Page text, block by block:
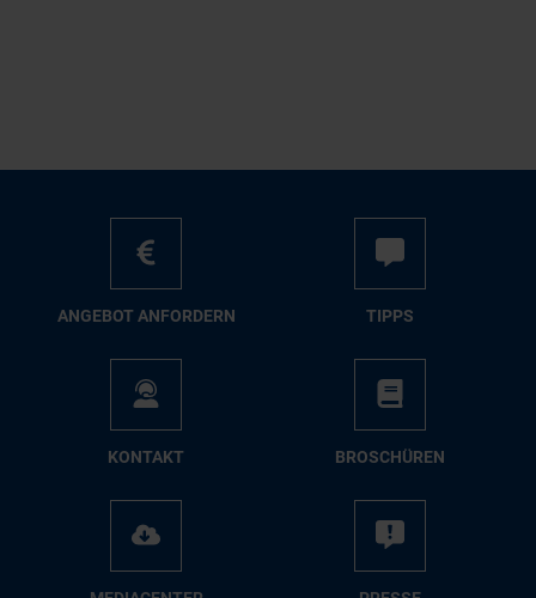
AN­GE­BOT AN­FOR­DERN TIPPS
KON­TAKT BRO­SCHÜ­REN